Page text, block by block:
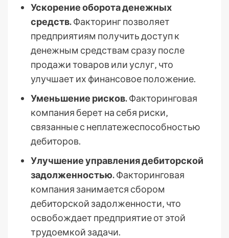
Ускорение оборота денежных
средств.Факторинг позволяет
предприятиям получить доступ к
денежным средствам сразу после
продажи товаров или услуг‚ что
улучшает их финансовое положение.
Уменьшение рисков.Факторинговая
компания берет на себя риски‚
связанные с неплатежеспособностью
дебиторов.
Улучшение управления дебиторской
задолженностью.Факторинговая
компания занимается сбором
дебиторской задолженности‚ что
освобождает предприятие от этой
трудоемкой задачи.